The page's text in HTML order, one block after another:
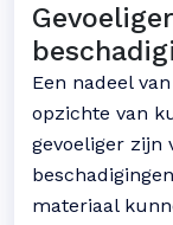
Een nadeel
opzichte van
gevoeliger zijn
materiaal